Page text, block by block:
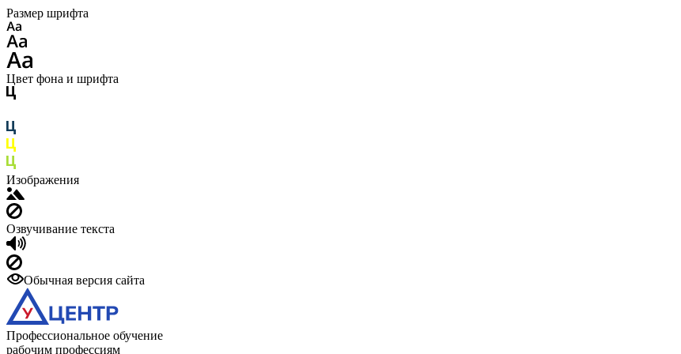
Размер шрифта
Цвет фона и шрифта
Изображения
Озвучивание текста
Обычная версия сайта
Профессиональное обучение
рабочим профессиям